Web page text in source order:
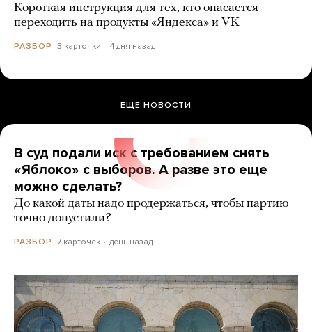
Короткая инструкция для тех, кто опасается
переходить на продукты «Яндекса» и VK
РАЗБОР 3 карточки 4 дня назад
ЕЩЕ НОВОСТИ
В суд подали иск с требованием снять
«Яблоко» с выборов. А разве это еще
можно сделать?
До какой даты надо продержаться, чтобы партию
точно допустили?
РАЗБОР 7 карточек день назад